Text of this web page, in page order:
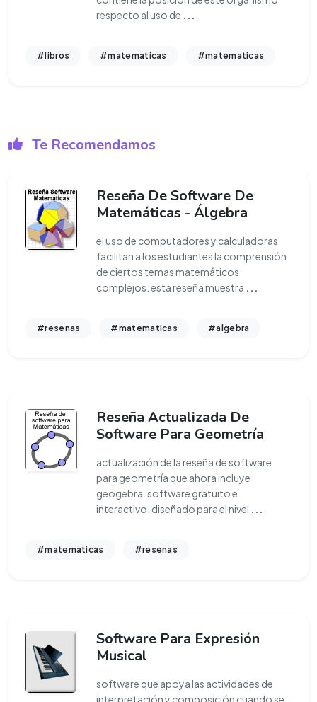
respecto al uso de ...
#libros #matematicas #matematicas
Te Recomendamos
Reseña De Software De
Matemáticas - Álgebra
el uso de computadores y calculadoras
facilitan a los estudiantes la comprensión
de ciertos temas matemáticos
complejos. esta reseña muestra ...
#resenas #matematicas #algebra
Reseña Actualizada De
Software Para Geometría
actualización de la reseña de software
para geometría que ahora incluye
geogebra. software gratuito e
interactivo, diseñado para el nivel ...
#matematicas #resenas
Software Para Expresión
Musical
software que apoya las actividades de
interpretación y composición cuando se